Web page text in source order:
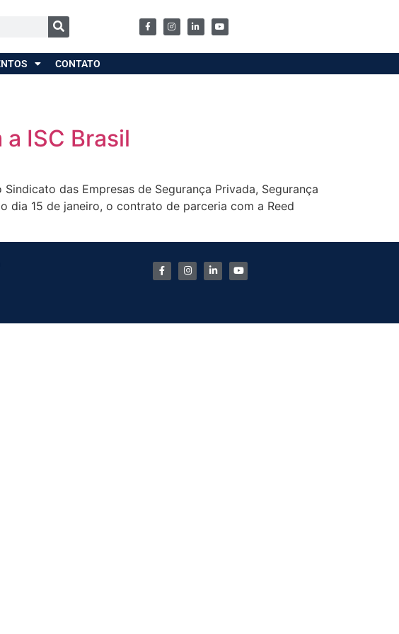
CONTATO
ISC Brasil
das Empresas de Segurança Privada, Segurança
dia 15 de janeiro, o contrato de parceria com a Reed